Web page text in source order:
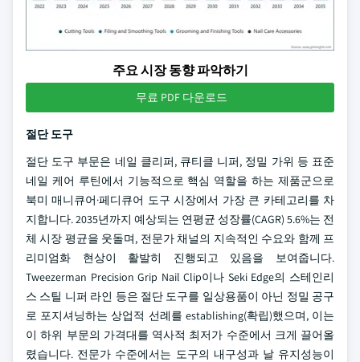
주요 시장 동향 파악하기
무료 PDF 다운로드
절단 도구
절단 도구 부문은 네일 클리퍼, 큐티클 니퍼, 정밀 가위 등 표준
네일 케어 루틴에서 기능적으로 핵심 역할을 하는 제품군으로
북미 매니큐어·페디큐어 도구 시장에서 가장 큰 카테고리를 차
지합니다. 2035년까지 예상되는 연평균 성장률(CAGR) 5.6%는 전
체 시장 평균을 웃돌며, 전문가 채널의 지속적인 수요와 함께 프
리미엄화 현상이 활발히 진행되고 있음을 보여줍니다.
Tweezerman Precision Grip Nail Clip이나 Seki Edge의 스테인리
스 스틸 니퍼 라인 등은 절단 도구를 일상용품이 아닌 정밀 공구
로 포지셔닝하는 상업적 선례를 establishing(확립)했으며, 이는
이 하위 부문의 가격대를 역사적 최저가 수준에서 크게 끌어올
렸습니다. 전문가 수준에서는 도구의 내구성과 날 유지성능이